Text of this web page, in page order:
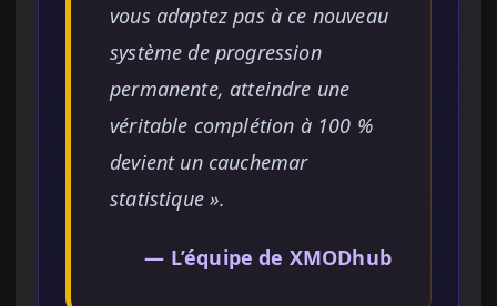
vous adaptez pas à ce nouveau
système de progression
permanente, atteindre une
véritable complétion à 100 %
devient un cauchemar
statistique ».
— L’équipe de XMODhub